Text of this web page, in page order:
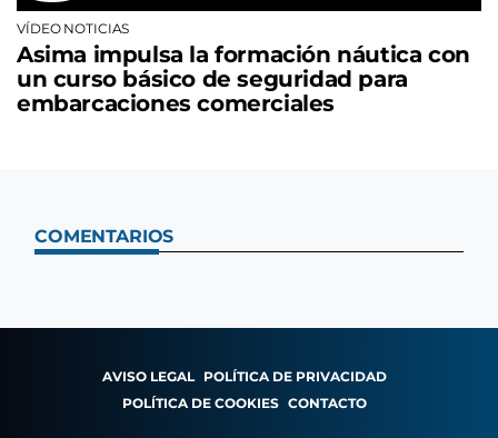
VÍDEO NOTICIAS
Asima impulsa la formación náutica con
un curso básico de seguridad para
embarcaciones comerciales
COMENTARIOS
AVISO LEGAL POLÍTICA DE PRIVACIDAD
POLÍTICA DE COOKIES CONTACTO